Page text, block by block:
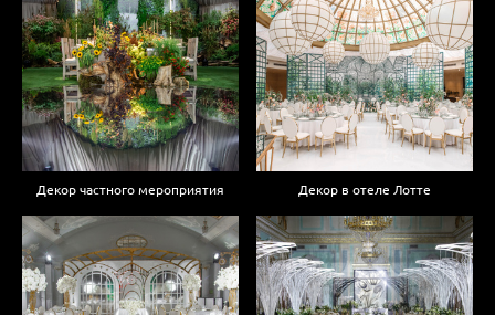
Декор частного мероприятия Декор в отеле Лотте